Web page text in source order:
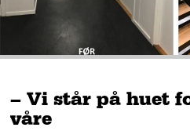
– Vi står på huet
våre